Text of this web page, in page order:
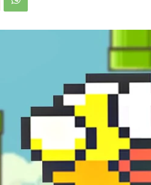
l
l
m